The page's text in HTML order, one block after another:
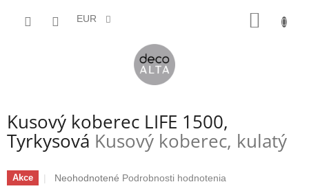
EUR
Kusový koberec LIFE 1500,
Tyrkysová Kusový koberec, kulatý
Akce
Priemerné
Neohodnotené Podrobnosti hodnotenia